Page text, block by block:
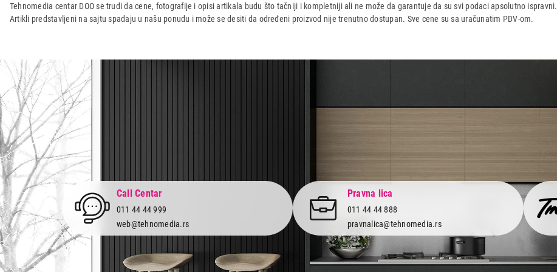
Naziv i vrsta robe:
KABL IT/AV
Uvoznik:
GEMBIRD DOO
Tehnomedia centar DOO se trudi da cene, fotografije i opisi artikala budu što tačniji i kompletniji ali ne može da garantuje da su svi podaci apsolutno ispravni.
Artikli predstavljeni na sajtu spadaju u našu ponudu i može se desiti da određeni proizvod nije trenutno dostupan. Sve cene su sa uračunatim PDV-om.
Call Centar
011 44 44 999
web@tehnomedia.rs
Pravna lica
011 44 44 888
pravnalica@tehnomedia.rs